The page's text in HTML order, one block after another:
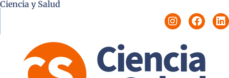
Ciencia y Salud